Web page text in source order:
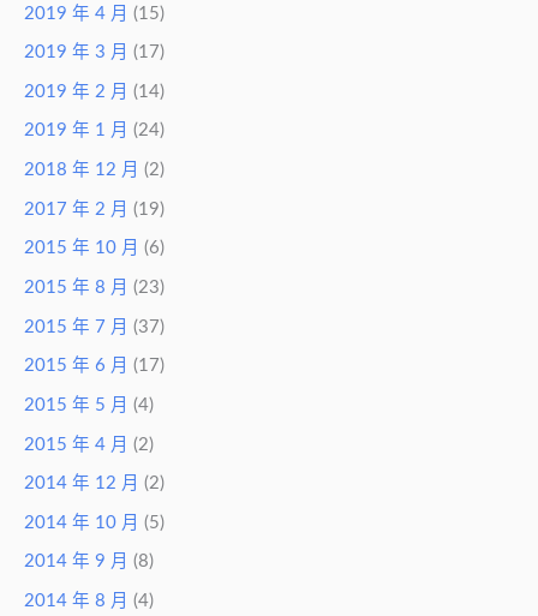
2019 年 4 月 (15)
2019 年 3 月 (17)
2019 年 2 月 (14)
2019 年 1 月 (24)
2018 年 12 月 (2)
2017 年 2 月 (19)
2015 年 10 月 (6)
2015 年 8 月 (23)
2015 年 7 月 (37)
2015 年 6 月 (17)
2015 年 5 月 (4)
2015 年 4 月 (2)
2014 年 12 月 (2)
2014 年 10 月 (5)
2014 年 9 月 (8)
2014 年 8 月 (4)